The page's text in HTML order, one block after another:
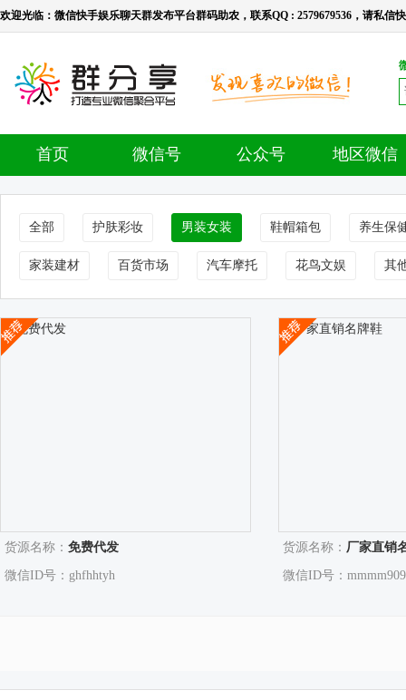
欢迎光临：微信快手娱乐聊天群发布平台群码助农，联系QQ : 2579679536，请私信
首页 微信号 公众号 地区微信
全部 护肤彩妆 男装女装 鞋帽箱包 养生保
家装建材 百货市场 汽车摩托 花鸟文娱 其
货源名称： 免费代发
微信ID号：ghfhhtyh
货源名称： 厂家直销
微信ID号：